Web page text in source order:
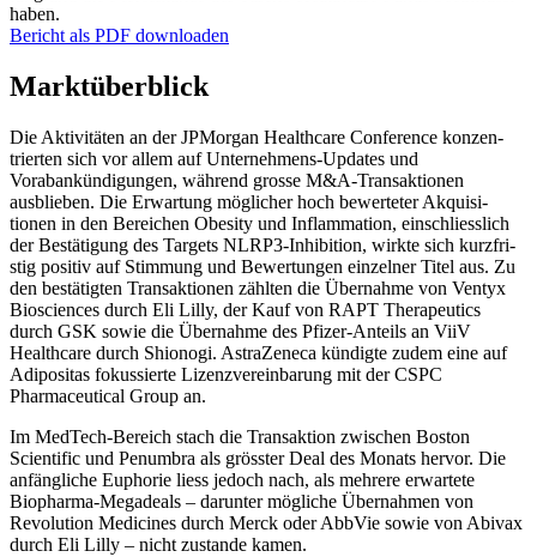
haben.
Bericht als PDF downloaden
Markt­über­blick
Die Aktivi­täten an der JPMorgan Health­care Confe­rence konzen­
trierten sich vor allem auf Un­ter­neh­mens-Updates und
Vorabankündigun­gen, während grosse M&A‑Transaktionen
ausblieben. Die Erwar­tung mögli­cher hoch bewer­teter Akqui­si­
tionen in den Berei­chen Obesity und Inflamma­tion, einschliess­lich
der Bestä­ti­gung des Targets NLRP3-Inhibi­tion, wirkte sich kurzfri­
stig positiv auf Stimmung und Bewer­tungen einzelner Titel aus. Zu
den bestä­tigten Trans­ak­tionen zählten die Über­nahme von Ventyx
Biosci­ences durch Eli Lilly, der Kauf von RAPT Thera­peu­tics
durch GSK sowie die Übernahme des Pfizer-Anteils an ViiV
Health­care durch Shionogi. Astra­Ze­neca kündigte zudem eine auf
Adipo­sitas fokus­sierte Lizenz­ver­ein­ba­rung mit der CSPC
Pharmaceu­tical Group an.
Im MedTech-Bereich stach die Trans­ak­tion zwischen Boston
Scienti­fic und Penumbra als grösster Deal des Monats hervor. Die
anfäng­liche Euphorie liess jedoch nach, als mehrere erwar­tete
Biopharma-Megadeals – darunter mögliche Übernahmen von
Revolu­tion Medicines durch Merck oder AbbVie sowie von Abivax
durch Eli Lilly – nicht zustande kamen.